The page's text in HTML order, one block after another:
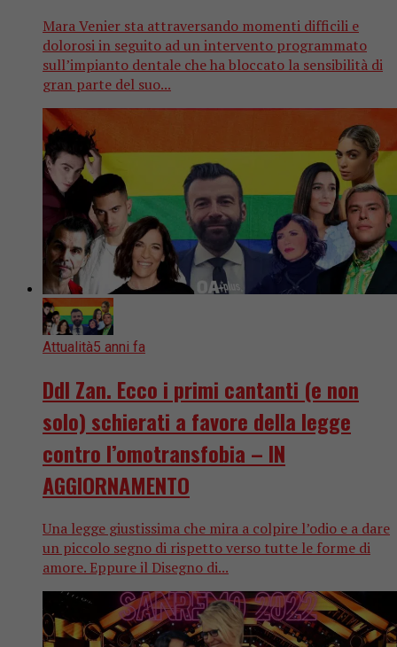
Mara Venier sta attraversando momenti difficili e
dolorosi in seguito ad un intervento programmato
sull’impianto dentale che ha bloccato la sensibilità di
gran parte del suo...
Attualità5 anni fa
Ddl Zan. Ecco i primi cantanti (e non
solo) schierati a favore della legge
contro l’omotransfobia – IN
AGGIORNAMENTO
Una legge giustissima che mira a colpire l’odio e a dare
un piccolo segno di rispetto verso tutte le forme di
amore. Eppure il Disegno di...